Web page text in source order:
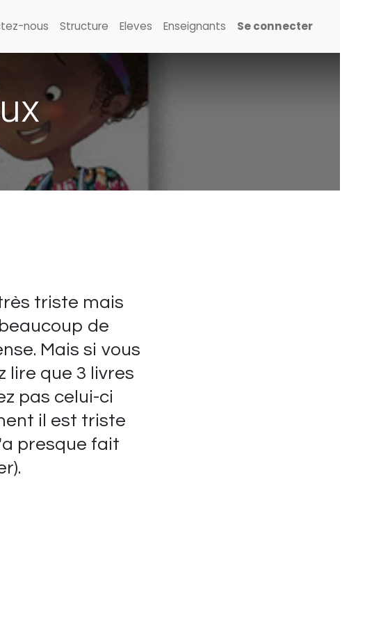
nous Structure Eleves Enseignants Se connecter
triste mais
de
Mais si vous
lire que 3 livres
pas celui-ci
il est triste
presque fait